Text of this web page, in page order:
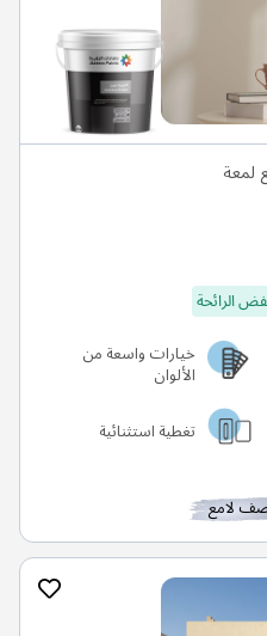
لمعة
الرائحة
خيارات واسعة من
الألوان
تغطية استثنائية
لامع